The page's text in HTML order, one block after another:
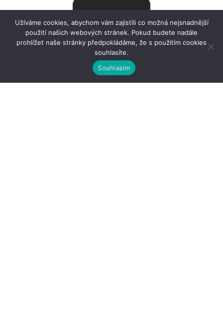
Užíváme cookies, abychom vám zajistili co možná nejsnadnější
použití našich webových stránek. Pokud budete nadále
prohlížet naše stránky předpokládáme, že s použitím cookies
souhlasíte.
Souhlasím